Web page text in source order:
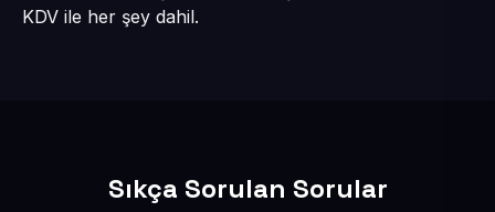
KDV ile her şey dahil.
Sıkça Sorulan Sorular